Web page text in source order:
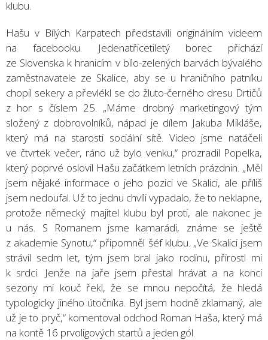
klubu.
Hašu v Bílých Karpatech představili originálním videem
na facebooku. Jedenatřicetiletý borec přichází
ze Slovenska k hranicím v bílo-zelených barvách bývalého
zaměstnavatele ze Skalice, aby se u hraničního patníku
chopil sekery a převlékl se do žluto-černého dresu Drtičů
z hor s číslem 25. „Máme drobný marketingový tým
složený z dobrovolníků, nápad je dílem Jakuba Mikláše,
který má na starosti sociální sítě. Video jsme natáčeli
ve čtvrtek večer, ráno už bylo venku,“ prozradil Popelka,
který poprvé oslovil Hašu začátkem letních prázdnin. „Měl
jsem nějaké informace o jeho pozici ve Skalici, ale příliš
jsem nedoufal. Už to jednu chvíli vypadalo, že to neklapne,
protože německý majitel klubu byl proti, ale nakonec je
u nás. S Romanem jsme kamarádi, známe se ještě
z akademie Synotu,“ připomněl šéf klubu. „Ve Skalici jsem
strávil sedm let, tým jsem bral jako rodinu, přirostl mi
k srdci. Jenže na jaře jsem přestal hrávat a na konci
sezony mi kouč řekl, že se mnou nepočítá, že hledá
typologicky jiného útočníka. Byl jsem hodně zklamaný, ale
už je to pryč,“ komentoval odchod Roman Haša, který má
na kontě 16 prvoligových startů a jeden gól.